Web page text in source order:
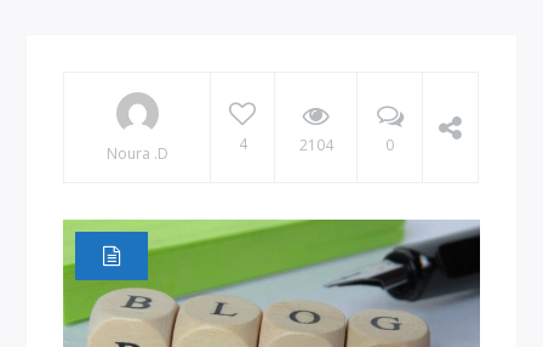
Noura .D 4 2104 0